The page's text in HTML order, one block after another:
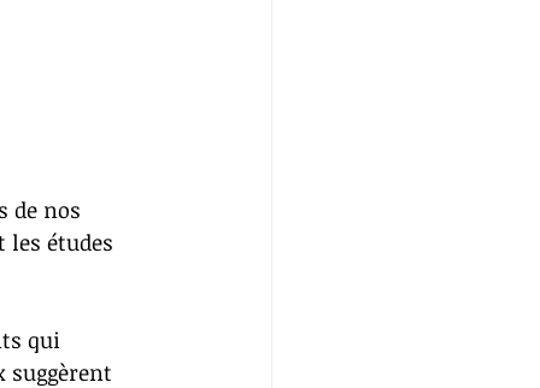
de nos
les études
qui
suggèrent